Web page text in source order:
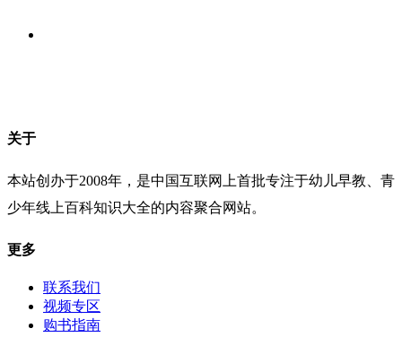
关于
本站创办于2008年，是中国互联网上首批专注于幼儿早教、青
少年线上百科知识大全的内容聚合网站。
更多
联系我们
视频专区
购书指南